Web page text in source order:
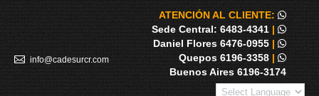
info@cadesurcr.com
ATENCIÓN AL CLIENTE:
Sede Central: 6483-4341 |
Daniel Flores 6476-0955 |
Quepos 6196-3358 |
Buenos Aires 6196-3174